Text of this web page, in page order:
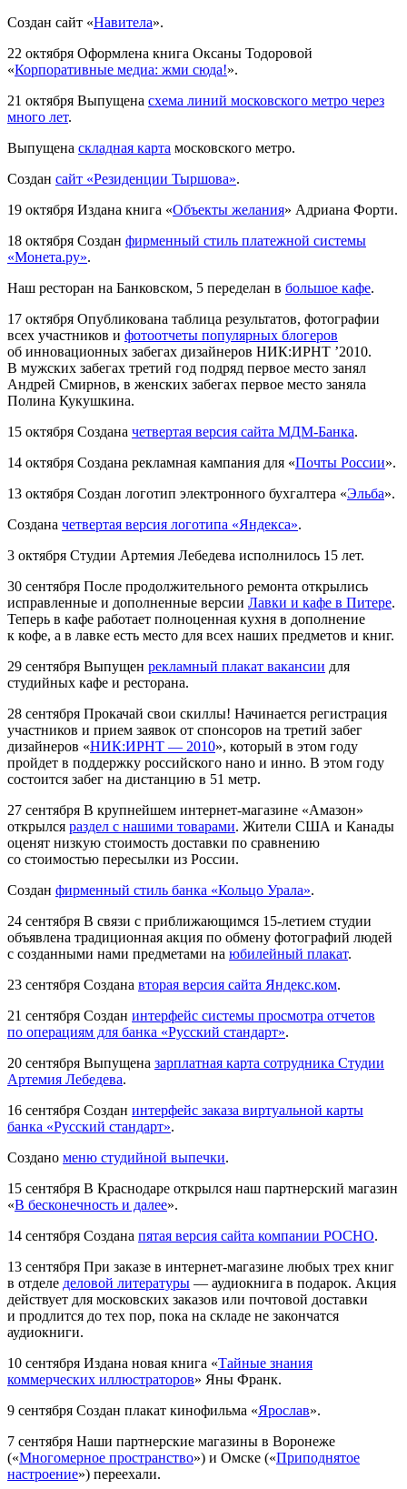
Создан сайт «Навитела».
22 октября Оформлена книга Оксаны Тодоровой
«Корпоративные медиа: жми сюда!».
21 октября Выпущена cхема линий московского метро через
много лет.
Выпущена складная карта московского метро.
Создан cайт «Резиденции Тыршова».
19 октября Издана книга «Объекты желания» Адриана Форти.
18 октября Создан фирменный стиль платежной системы
«Монета.ру».
Наш ресторан на Банковском, 5 переделан в большое кафе.
17 октября Опубликована таблица результатов, фотографии
всех участников и фотоотчеты популярных блогеров
об инновационных забегах дизайнеров НИК:ИРНТ ’2010.
В мужских забегах третий год подряд первое место занял
Андрей Смирнов, в женских забегах первое место заняла
Полина Кукушкина.
15 октября Создана четвертая версия сайта МДМ-Банка.
14 октября Создана рекламная кампания для «Почты России».
13 октября Создан логотип электронного бухгалтера «Эльба».
Создана четвертая версия логотипа «Яндекса».
3 октября Студии Артемия Лебедева исполнилось 15 лет.
30 сентября После продолжительного ремонта открылись
исправленные и дополненные версии Лавки и кафе в Питере.
Теперь в кафе работает полноценная кухня в дополнение
к кофе, а в лавке есть место для всех наших предметов и книг.
29 сентября Выпущен рекламный плакат вакансии для
студийных кафе и ресторана.
28 сентября Прокачай свои скиллы! Начинается регистрация
участников и прием заявок от спонсоров на третий забег
дизайнеров «НИК:ИРНТ — 2010», который в этом году
пройдет в поддержку российского нано и инно. В этом году
состоится забег на дистанцию в 51 метр.
27 сентября В крупнейшем интернет-магазине «Амазон»
открылся раздел с нашими товарами. Жители США и Канады
оценят низкую стоимость доставки по сравнению
со стоимостью пересылки из России.
Создан фирменный стиль банка «Кольцо Урала».
24 сентября В связи с приближающимся 15-летием студии
объявлена традиционная акция по обмену фотографий людей
с созданными нами предметами на юбилейный плакат.
23 сентября Создана вторая версия сайта Яндекс.ком.
21 сентября Создан интерфейс системы просмотра отчетов
по операциям для банка «Русский стандарт».
20 сентября Выпущена зарплатная карта сотрудника Студии
Артемия Лебедева.
16 сентября Создан интерфейс заказа виртуальной карты
банка «Русский стандарт».
Создано меню студийной выпечки.
15 сентября В Краснодаре открылся наш партнерский магазин
«В бесконечность и далее».
14 сентября Создана пятая версия сайта компании РОСНО.
13 сентября При заказе в интернет-магазине любых трех книг
в отделе деловой литературы — аудиокнига в подарок. Акция
действует для московских заказов или почтовой доставки
и продлится до тех пор, пока на складе не закончатся
аудиокниги.
10 сентября Издана новая книга «Тайные знания
коммерческих иллюстраторов» Яны Франк.
9 сентября Создан плакат кинофильма «Ярослав».
7 сентября Наши партнерские магазины в Воронеже
(«Многомерное пространство») и Омске («Приподнятое
настроение») переехали.